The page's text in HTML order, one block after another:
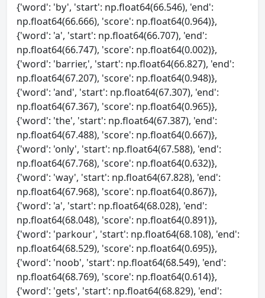
{'word': 'by', 'start': np.float64(66.546), 'end':
np.float64(66.666), 'score': np.float64(0.964)},
{'word': 'a', 'start': np.float64(66.707), 'end':
np.float64(66.747), 'score': np.float64(0.002)},
{'word': 'barrier,', 'start': np.float64(66.827), 'end':
np.float64(67.207), 'score': np.float64(0.948)},
{'word': 'and', 'start': np.float64(67.307), 'end':
np.float64(67.367), 'score': np.float64(0.965)},
{'word': 'the', 'start': np.float64(67.387), 'end':
np.float64(67.488), 'score': np.float64(0.667)},
{'word': 'only', 'start': np.float64(67.588), 'end':
np.float64(67.768), 'score': np.float64(0.632)},
{'word': 'way', 'start': np.float64(67.828), 'end':
np.float64(67.968), 'score': np.float64(0.867)},
{'word': 'a', 'start': np.float64(68.028), 'end':
np.float64(68.048), 'score': np.float64(0.891)},
{'word': 'parkour', 'start': np.float64(68.108), 'end':
np.float64(68.529), 'score': np.float64(0.695)},
{'word': 'noob', 'start': np.float64(68.549), 'end':
np.float64(68.769), 'score': np.float64(0.614)},
{'word': 'gets', 'start': np.float64(68.829), 'end':